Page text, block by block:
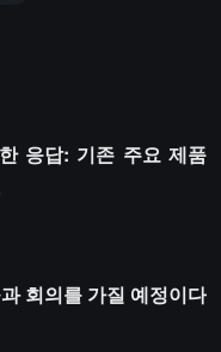
응답: 기존 주요 제품
회의를 가질 예정이다